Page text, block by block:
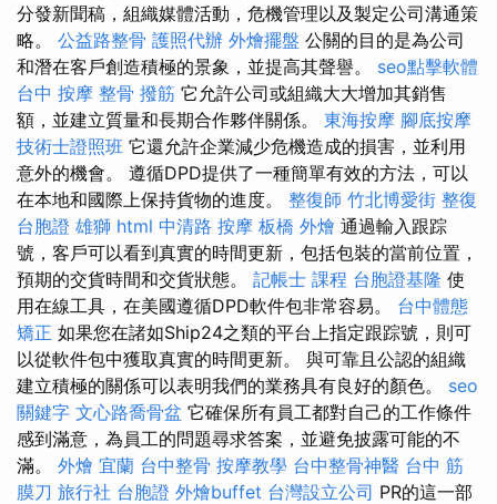
分發新聞稿，組織媒體活動，危機管理以及製定公司溝通策
略。 公益路整骨 護照代辦 外燴擺盤 公關的目的是為公司
和潛在客戶創造積極的景象，並提高其聲譽。 seo點擊軟體
台中 按摩 整骨 撥筋 它允許公司或組織大大增加其銷售
額，並建立質量和長期合作夥伴關係。 東海按摩 腳底按摩
技術士證照班 它還允許企業減少危機造成的損害，並利用
意外的機會。 遵循DPD提供了一種簡單有效的方法，可以
在本地和國際上保持貨物的進度。 整復師 竹北博愛街 整復
台胞證 雄獅 html 中清路 按摩 板橋 外燴 通過輸入跟踪
號，客戶可以看到真實的時間更新，包括包裝的當前位置，
預期的交貨時間和交貨狀態。 記帳士 課程 台胞證基隆 使
用在線工具，在美國遵循DPD軟件包非常容易。 台中體態
矯正 如果您在諸如Ship24之類的平台上指定跟踪號，則可
以從軟件包中獲取真實的時間更新。 與可靠且公認的組織
建立積極的關係可以表明我們的業務具有良好的顏色。 seo
關鍵字 文心路喬骨盆 它確保所有員工都對自己的工作條件
感到滿意，為員工的問題尋求答案，並避免披露可能的不
滿。 外燴 宜蘭 台中整骨 按摩教學 台中整骨神醫 台中 筋
膜刀 旅行社 台胞證 外燴buffet 台灣設立公司 PR的這一部